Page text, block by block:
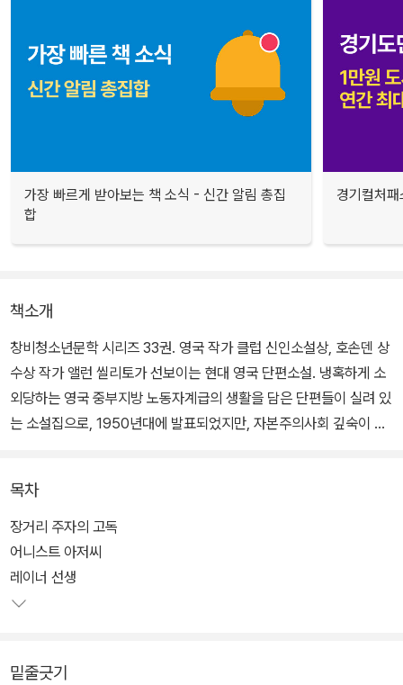
가장 빠르게 받아보는 책 소식 - 신간 알림 총집
합
경기컬처
책소개
창비청소년문학 시리즈 33권. 영국 작가 클럽 신인소설상, 호손덴 상
수상 작가 앨런 씰리토가 선보이는 현대 영국 단편소설. 냉혹하게 소
외당하는 영국 중부지방 노동자계급의 생활을 담은 단편들이 실려 있
는 소설집으로, 1950년대에 발표되었지만, 자본주의사회 깊숙이 자
소설집에 수록된 작품 중에는 표제작 「장거리 주자의 고독」을 비롯해
작중 화자가 10대인 작품이 여러 편인데, 작품 속에 등장하는 청소년
들이 하나같이 결코 호락호락하지 않은 인물들이라는 것이 무척 인상
적이다.「장거리 주자의 고독」역시 시시한 말썽을 일삼으며 지내는 빈
목차
장거리 주자의 고독
어니스트 아저씨
레이너 선생
밑줄긋기